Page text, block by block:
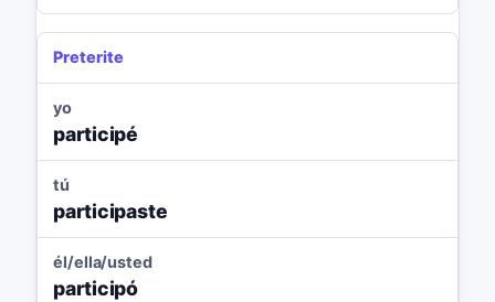
Preterite
yo
participé
tú
participaste
él/ella/usted
participó